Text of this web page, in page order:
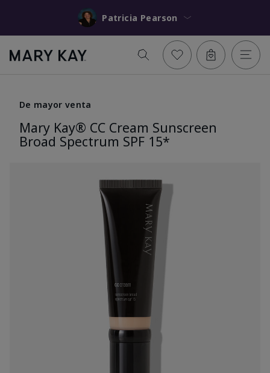
Patricia Pearson
De mayor venta
Mary Kay® CC Cream Sunscreen
Broad Spectrum SPF 15*